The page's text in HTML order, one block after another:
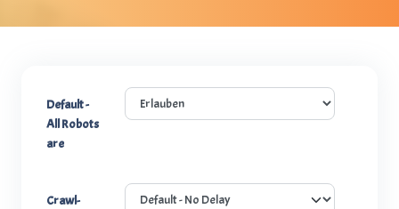
Default -
All Robots
are
Crawl-